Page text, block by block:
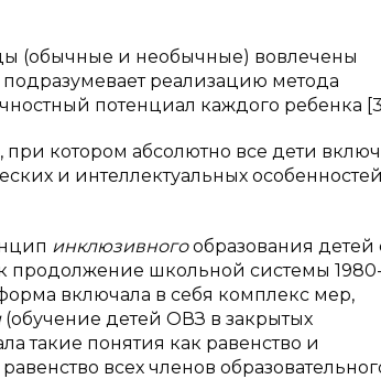
(обычные и необычные) вовлечены
реализацию метода
потенциал каждого ребенка [3,
при котором абсолютно все дети
и интеллектуальных
инклюзивногообразования детей
продолжение школьной системы
включала в себя комплекс мер,
(обучение детей ОВЗ в закрытых
такие понятия как равенство и
всех членов